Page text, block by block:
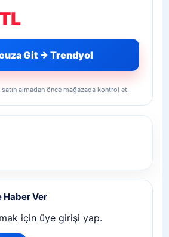
Git → Trendyol
almadan önce mağazada kontrol et.
Haber Ver
için üye girişi yap.